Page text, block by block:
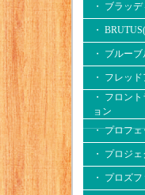
・ ブラッ
・
・ ブルー
・ フレッ
・ フロン
ョン
・ プロフェ
・ プロジ
・ プロズ